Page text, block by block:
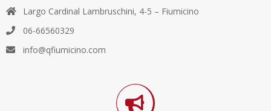
Largo Cardinal Lambruschini, 4-5 – Fiumicino
06-66560329
info@qfiumicino.com